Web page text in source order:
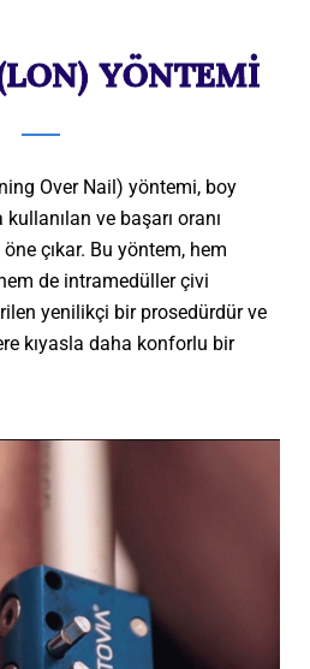
YÖNTEMİ
Over Nail) yöntemi, boy
ve başarı oranı
çıkar. Bu yöntem, hem
de intramedüller çivi
yenilikçi bir prosedürdür ve
kıyasla daha konforlu bir